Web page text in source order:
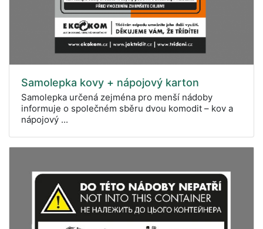
Samolepka kovy + nápojový karton
Samolepka určená zejména pro menší nádoby
informuje o společném sběru dvou komodit – kov a
nápojový ...